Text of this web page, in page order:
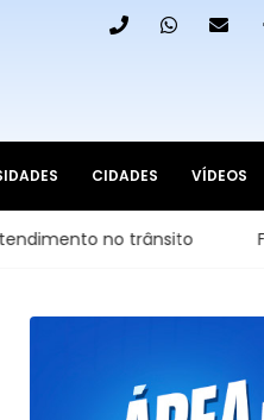
CIDADES VÍDEOS
trânsito Familiares